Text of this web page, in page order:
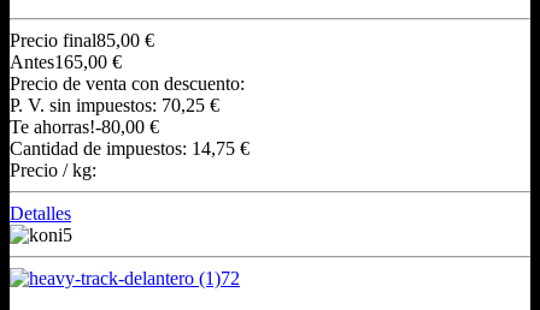
Precio final85,00 €
Antes165,00 €
Precio de venta con descuento:
P. V. sin impuestos: 70,25 €
Te ahorras!-80,00 €
Cantidad de impuestos: 14,75 €
Precio / kg:
Detalles